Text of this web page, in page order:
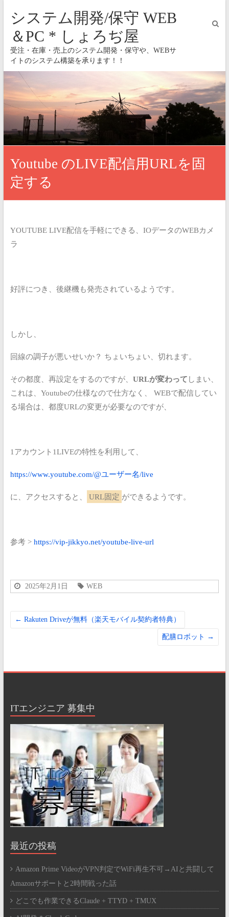
システム開発/保守 WEB
＆PC * しょろぢ屋
受注・在庫・売上のシステム開発・保守や、WEBサ
イトのシステム構築を承ります！！
Youtube のLIVE配信用URLを固
定する
YOUTUBE LIVE配信を手軽にできる、IOデータのWEBカメ
ラ
好評につき、後継機も発売されているようです。
しかし、
回線の調子が悪いせいか？ ちょいちょい、切れます。
その都度、再設定をするのですが、 URLが変わって しまい、
これは、Youtubeの仕様なので仕方なく、
WEBで配信してい
る場合は、都度URLの変更が必要なのですが、
1アカウント1LIVEの特性を利用して、
https://www.youtube.com/@ユーザー名/live
に、アクセスすると、 URL固定 ができるようです。
参考 > https://vip-jikkyo.net/youtube-live-url
2025年2月1日 WEB
← Rakuten Driveが無料（楽天モバイル契約者特典）
配膳ロボット →
ITエンジニア 募集中
最近の投稿
Amazon Prime VideoがVPN判定でWiFi再生不可→AIと共闘して
Amazonサポートと2時間戦った話
どこでも作業できるClaude + TTYD + TMUX